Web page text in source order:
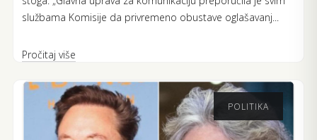
službama Komisije da privremeno obustave oglašavanj...
Pročitaj više
POLITIKA